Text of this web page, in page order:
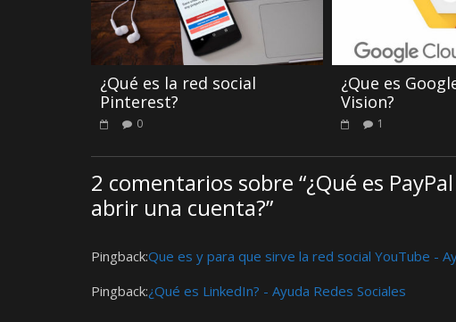
¿Qué es la red social
Pinterest?
0
¿Que es
Vision?
1
2 comentarios sobre “¿Qué es
abrir una cuenta?”
Pingback:Que es y para que sirve la red social YouTube -
Pingback:¿Qué es LinkedIn? - Ayuda Redes Sociales